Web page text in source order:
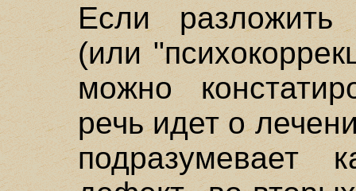
Если разложить
(или
можно
речь идет о
подразумевает